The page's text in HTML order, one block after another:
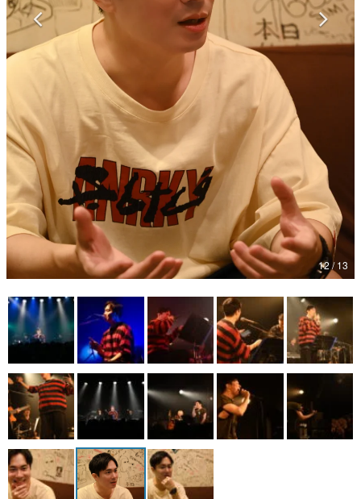
12 / 13